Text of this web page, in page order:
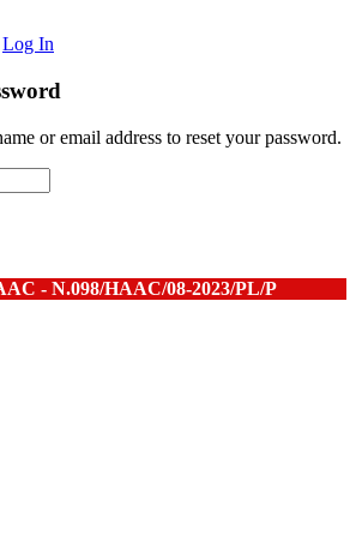
Log In
or email address to reset your password.
- N.098/HAAC/08-2023/PL/P